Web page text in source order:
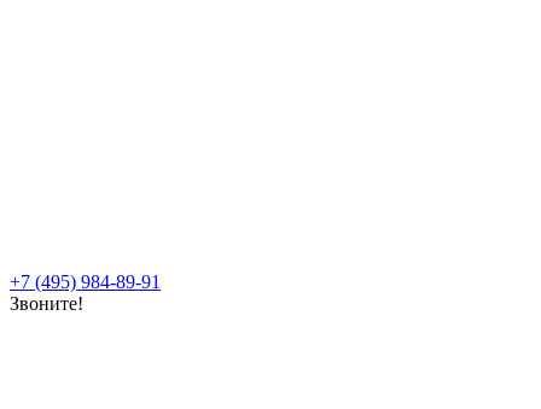
+7 (495) 984-89-91
Звоните!